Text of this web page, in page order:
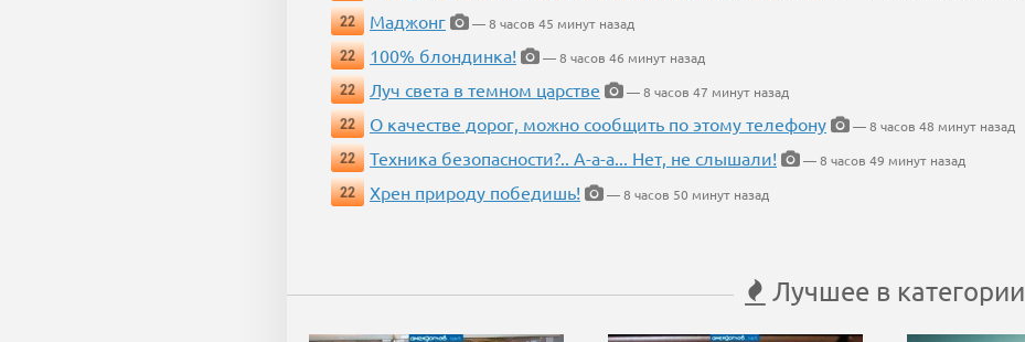
22
Маджонг
— 8 часов 45 минут назад
22
100% блондинка!
— 8 часов 46 минут назад
22
Луч света в темном царстве
— 8 часов 47 минут назад
22
О качестве дорог, можно сообщить по этому телефону
— 8 часов 48 минут назад
22
Техника безопасности?.. А-а-а... Нет, не слышали!
— 8 часов 49 минут назад
22
Хрен природу победишь! — 8 часов 50 минут назад
Лучшее в категории